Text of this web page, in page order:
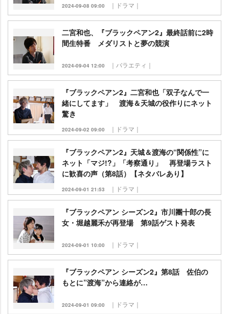
2024-09-08 09:00 ｜ドラマ｜
二宮和也、『ブラックペアン2』最終話前に2時
間生特番 メダリストと夢の競演
2024-09-04 12:00 ｜バラエティ｜
『ブラックペアン2』二宮和也「双子なんで一
緒にしてます」 渡海＆天城の役作りにネット
驚き
2024-09-02 09:00 ｜ドラマ｜
『ブラックペアン2』天城＆渡海の“関係性”に
ネット「マジ!?」「考察通り」 再登場ラスト
に歓喜の声（第8話）【ネタバレあり】
2024-09-01 21:53 ｜ドラマ｜
『ブラックペアン シーズン2』市川團十郎の長
女・堀越麗禾が再登場 第9話ゲスト発表
2024-09-01 10:00 ｜ドラマ｜
『ブラックペアン シーズン2』第8話 佐伯の
もとに”渡海”から連絡が…
2024-09-01 09:00 ｜ドラマ｜